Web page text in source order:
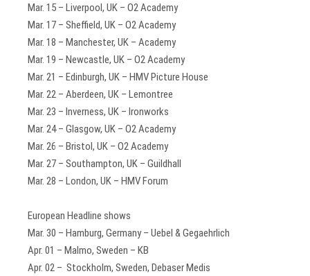
Mar. 15 – Liverpool, UK – O2 Academy
Mar. 17 – Sheffield, UK – O2 Academy
Mar. 18 – Manchester, UK – Academy
Mar. 19 – Newcastle, UK – O2 Academy
Mar. 21 – Edinburgh, UK – HMV Picture House
Mar. 22 – Aberdeen, UK – Lemontree
Mar. 23 – Inverness, UK – Ironworks
Mar. 24 – Glasgow, UK – O2 Academy
Mar. 26 – Bristol, UK – O2 Academy
Mar. 27 – Southampton, UK – Guildhall
Mar. 28 – London, UK – HMV Forum
European Headline shows
Mar. 30 – Hamburg, Germany – Uebel & Gegaehrlich
Apr. 01 – Malmo, Sweden – KB
Apr. 02 – Stockholm, Sweden, Debaser Medis